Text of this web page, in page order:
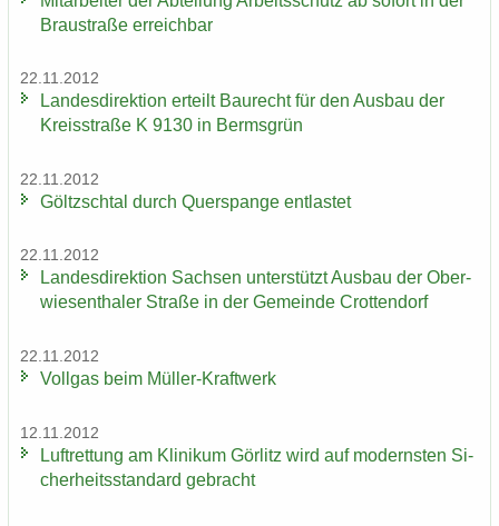
Brau­stra­ße er­reich­bar
22.11.2012
Lan­des­di­rek­ti­on er­teilt Bau­recht für den Aus­bau der
Kreis­stra­ße K 9130 in Berms­grün
22.11.2012
Göltzsch­tal durch Quer­span­ge ent­las­tet
22.11.2012
Lan­des­di­rek­ti­on Sach­sen un­ter­stützt Aus­bau der Ober­
wie­sen­tha­ler Stra­ße in der Ge­mein­de Crot­ten­dorf
22.11.2012
Voll­gas beim Müller-​Kraftwerk
12.11.2012
Luft­ret­tung am Kli­ni­kum Gör­litz wird auf mo­derns­ten Si­
cher­heits­stan­dard ge­bracht